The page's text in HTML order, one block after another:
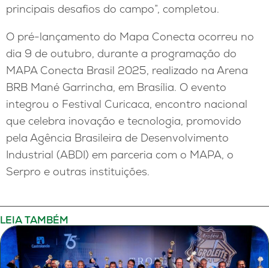
principais desafios do campo”, completou.
O pré-lançamento do Mapa Conecta ocorreu no
dia 9 de outubro, durante a programação do
MAPA Conecta Brasil 2025, realizado na Arena
BRB Mané Garrincha, em Brasília. O evento
integrou o Festival Curicaca, encontro nacional
que celebra inovação e tecnologia, promovido
pela Agência Brasileira de Desenvolvimento
Industrial (ABDI) em parceria com o MAPA, o
Serpro e outras instituições.
LEIA TAMBÉM